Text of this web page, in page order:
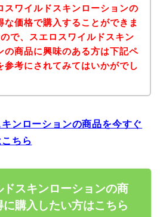
スワイルドスキンローションの
な価格で購入することができま
で、スエロスワイルドスキン
の商品に興味のある方は下記ペ
参考にされてみてはいかがでし
ンローションの商品を今すぐ
ちら
ドスキンローションの商
購入したい方はこちら